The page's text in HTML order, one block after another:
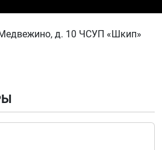
д. 10 ЧСУП «Шкип»